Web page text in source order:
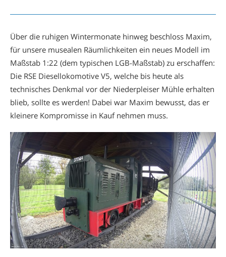
Über die ruhigen Wintermonate hinweg beschloss Maxim,
für unsere musealen Räumlichkeiten ein neues Modell im
Maßstab 1:22 (dem typischen LGB-Maßstab) zu erschaffen:
Die RSE Diesellokomotive V5, welche bis heute als
technisches Denkmal vor der Niederpleiser Mühle erhalten
blieb, sollte es werden! Dabei war Maxim bewusst, das er
kleinere Kompromisse in Kauf nehmen muss.